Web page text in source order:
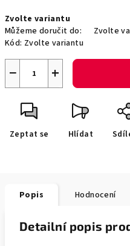
cena:
Zvolte variantu
Můžeme doručit do:
Zvolte
Kód: Zvolte variantu
+
−
Zeptat se Hlídat
Popis Hodnocení
Detailní popis